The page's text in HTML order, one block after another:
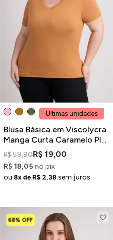
Últimas unidades
Blusa Básica em Viscolycra
Manga Curta Caramelo Plus
Size
R$ 59,90R$ 19,00
R$ 18,05 no pix
ou 8x de R$ 2,38 sem juros
68% OFF